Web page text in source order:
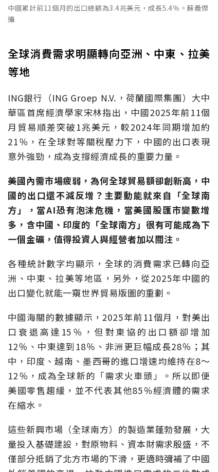
中國累計前11個月的出口總額為3.4兆美元，成長5.4％。蘇義傑
攝
全球消費需求明顯轉向亞洲、中東、拉美
等地
ING銀行（ING Groep N.V.，荷蘭國際集團）大中
華區首席經濟學家宋林指出，中國2025年前11個
月貿易順差突破1兆美元，較2024年同期增加約
21％，在全球對等關稅壓力下，中國的出口表現
意外強勁，成為支撐經濟成長的重要力量。
美國內需市場疲弱，為何全球貿易額卻創新高，中
國的出口還不減反增？主要動能就來自「全球南
方」，當AI恐有泡沫危機，當美國股匯市變數增
多，含中國、印度的「全球南方」很有可能成為下
一個金礦，值得投資人與經營者加以關注。
各種統計數字均顯示，全球的消費需求已轉向亞
洲、中東、拉美等地區，另外，從2025年中國的
出口變化就能一窺世界貿易版圖的重劃。
中國海關的數據顯示，2025年前11個月，對美出
口衰退高達15％，但對東協的出口額卻增加
12％、中東達到18％、非洲更巨幅成長28％；其
中，印度、越南、墨西哥的進口增速均維持在8〜
12％，成為全球新的「需求火車頭」。所以即便
美國零售趨緩，並不代表其他85％經濟體的需求
在縮水。
這些新興市場（全球南方）的製造業蓬勃發展，大
量投入基礎建設，對原物料、資本財需求殷盛，不
僅部分抵銷了北方市場的下滑，更適時彌補了中國